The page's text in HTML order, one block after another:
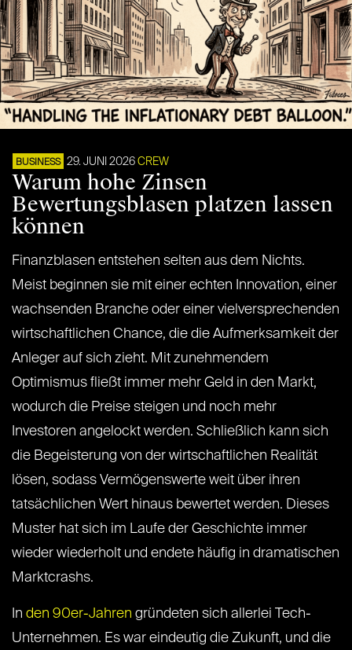
BUSINESS 29. JUNI 2026 CREW
Warum hohe Zinsen
Bewertungsblasen platzen lassen
können
Finanzblasen entstehen selten aus dem Nichts.
Meist beginnen sie mit einer echten Innovation, einer
wachsenden Branche oder einer vielversprechenden
wirtschaftlichen Chance, die die Aufmerksamkeit der
Anleger auf sich zieht. Mit zunehmendem
Optimismus fließt immer mehr Geld in den Markt,
wodurch die Preise steigen und noch mehr
Investoren angelockt werden. Schließlich kann sich
die Begeisterung von der wirtschaftlichen Realität
lösen, sodass Vermögenswerte weit über ihren
tatsächlichen Wert hinaus bewertet werden. Dieses
Muster hat sich im Laufe der Geschichte immer
wieder wiederholt und endete häufig in dramatischen
Marktcrashs.
In den 90er-Jahren gründeten sich allerlei Tech-
Unternehmen. Es war eindeutig die Zukunft, und die